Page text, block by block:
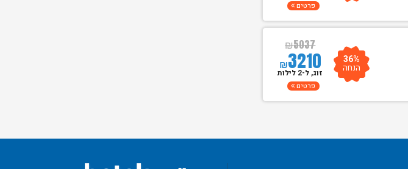
פרטים
₪5037
₪3210 36%
הנחה זוג, ל-2 לילות
פרטים